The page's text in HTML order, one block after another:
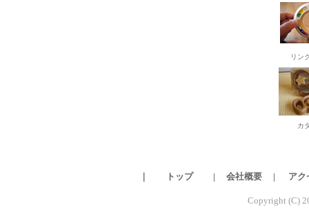
リン
カ
トップ | 会社概要| ア
Copyright (C)